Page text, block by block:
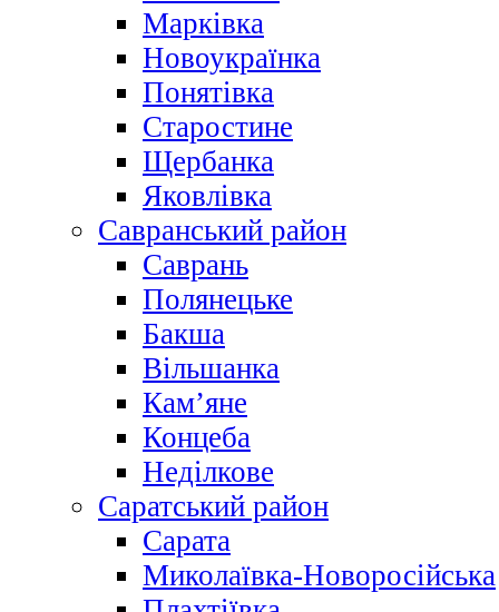
Марківка
Новоукраїнка
Понятівка
Старостине
Щербанка
Яковлівка
Савранський район
Саврань
Полянецьке
Бакша
Вільшанка
Кам’яне
Концеба
Неділкове
Саратський район
Сарата
Миколаївка-Новоросійська